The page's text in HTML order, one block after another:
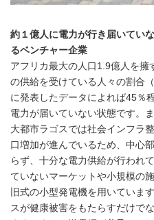
約１億人に電力が行き届いてい
るベンチャー企業
アフリカ最大の人口1.9億人を擁
の供給を受けている人々の割合
に発表したデータによれば45％
電力が届いていない状態です。
大都市ラゴスでは社会インフラ
口増加が進んでいるため、中心
らず、十分な電力供給が行われ
ていないマーケットや小規模の
旧式の小型発電機を用いていま
スが健康被害をもたらすだけで